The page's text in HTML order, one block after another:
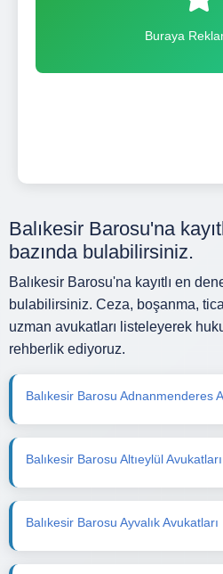
Buraya
Balıkesir Barosu'na
bazında bulabilirsiniz.
Balıkesir Barosu'na kayıtlı en
bulabilirsiniz. Ceza, boşanma,
uzman avukatları listeleyerek
rehberlik ediyoruz.
Balıkesir Barosu Adnanmenderes
Balıkesir Barosu Altıeylül Avukatları
Balıkesir Barosu Ayvalık Avukatları